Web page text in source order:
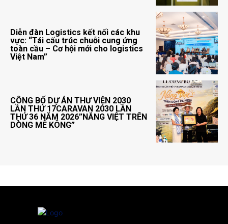
Diễn đàn Logistics kết nối các khu
vực: “Tái cấu trúc chuỗi cung ứng
toàn cầu – Cơ hội mới cho logistics
Việt Nam”
CÔNG BỐ DỰ ÁN THƯ VIỆN 2030
LẦN THỨ 17CARAVAN 2030 LẦN
THỨ 36 NĂM 2026”NẮNG VIỆT TRÊN
DÒNG MÊ KÔNG”